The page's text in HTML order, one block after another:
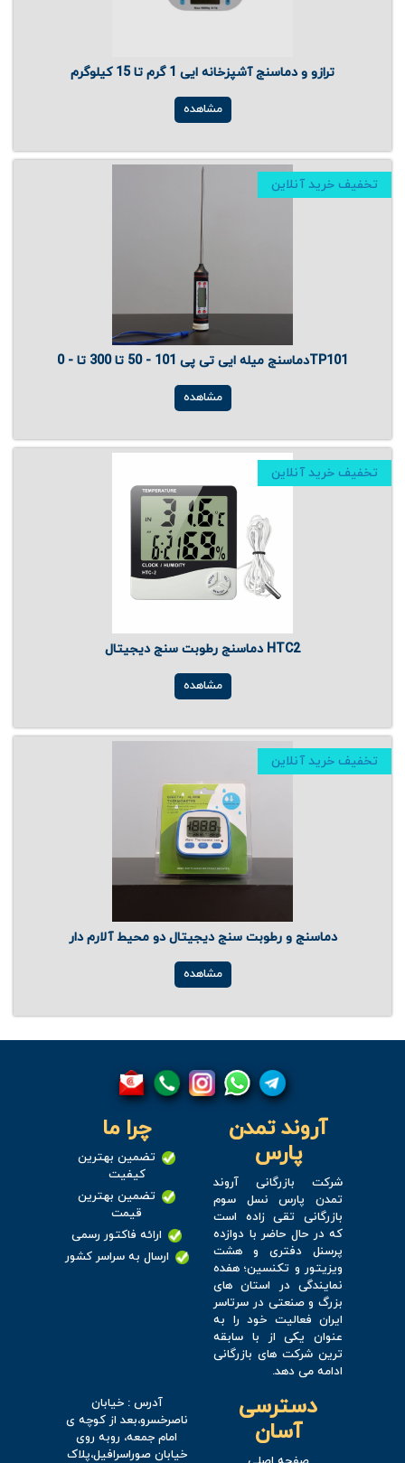
ترازو و دماسنج آشپزخانه ایی 1 گرم تا 15 کیلوگرم
مشاهده
تخفیف خرید آنلاین
دماسنج میله ایی تی پی 101 - 50 تا 300 تا - 0TP101
مشاهده
تخفیف خرید آنلاین
دماسنج رطوبت سنج دیجیتال HTC2
مشاهده
تخفیف خرید آنلاین
دماسنج و رطوبت سنج دیجیتال دو محیط آلارم دار
مشاهده
آروند تمدن
پارس
شرکت بازرگانی آروند
تمدن پارس نسل سوم
بازرگانی تقی زاده است
که در حال حاضر با دوازده
پرسنل دفتری و هشت
ویزیتور و تکنسین؛ هفده
نمایندگی در استان های
بزرگ و صنعتی در سرتاسر
ایران فعالیت خود را به
عنوان یکی از با سابقه
ترین شرکت های بازرگانی
ادامه می دهد.
چرا ما
تضمین بهترین
کیفیت
تضمین بهترین
قیمت
ارائه فاکتور رسمی
ارسال به سراسر کشور
دسترسی
آسان
آدرس : خیابان
ناصرخسرو،بعد از کوچه ی
امام جمعه، روبه روی
خیابان صوراسرافیل،پلاک